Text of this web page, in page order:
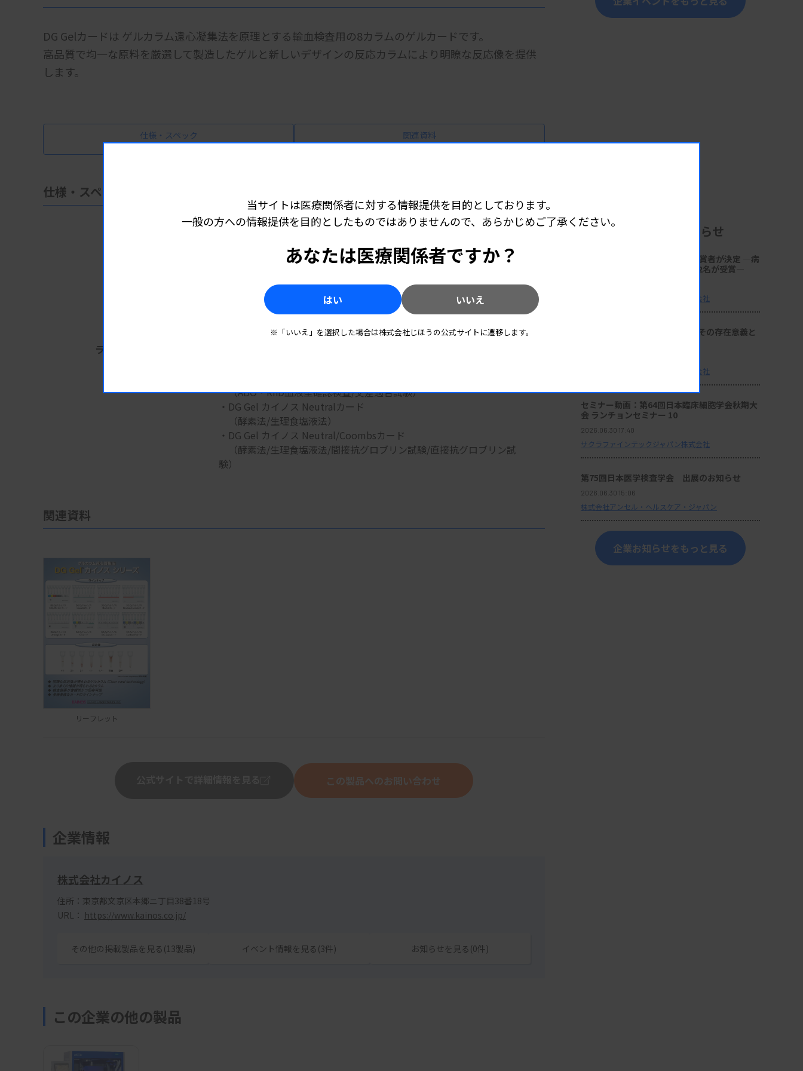
DG Gelカードは ゲルカラム遠心凝集法を原理とする輸血検査用の8カラムのゲルカードです。
高品質で均一な原料を厳選して製造したゲルと新しいデザインの反応カラムにより明瞭な反応像を提供
します。
仕様・スペック 関連資料
仕様・スペック
ラインナップ
（ABO・RhD血液型検査）
・DG Gel カイノス Confirm Pカード
・DG Gel カイノス Coombsカード
（間接抗グロブリン試験・直接抗グロブリン試験）
（間接抗グロブリン試験/直接抗グロブリン試験）
（ABO・RhD血液型確認検査/交差適合試験）
・DG Gel カイノス Neutralカード
（酵素法/生理食塩液法）
・DG Gel カイノス Neutral/Coombsカード
（酵素法/生理食塩液法/間接抗グロブリン試験/直接抗グロブリン試
験）
関連資料
リーフレット
この製品へのお問い合わせ
企業情報
株式会社カイノス
住所：東京都文京区本郷ニ丁目38番18号
URL： https://www.kainos.co.jp/
その他の掲載製品を見る(13製品) イベント情報を見る(3件) お知らせを見る(0件)
この企業の他の製品
企業からのお知らせ
第18回「サクラ病理技術賞」受賞者が決定 ―病
理技術の発展と伝承に貢献する2名が受賞―
サクラファインテックジャパン株式会社
座談会：『サクラ病理技術賞』その存在意義と
サクラファインテックジャパン株式会社
セミナー動画：第64回日本臨床細胞学会秋期大
会 ランチョンセミナー 10
2026.06.30 17:40
サクラファインテックジャパン株式会社
第75回日本医学検査学会 出展のお知らせ
2026.06.30 15:06
株式会社アンセル・ヘルスケア・ジャパン
企業お知らせをもっと見る
当サイトは医療関係者に対する情報提供を目的としております。
一般の方への情報提供を目的としたものではありませんので、あらかじめご了承ください。
あなたは医療関係者ですか？
はい いいえ
※「いいえ」を選択した場合は株式会社じほうの公式サイトに遷移します。